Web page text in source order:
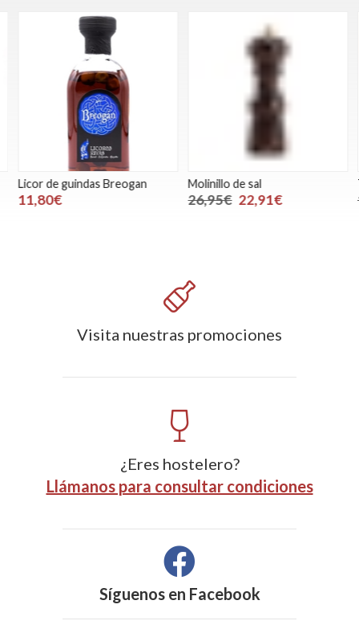
Licor de guindas Breogan
11,80€
Molinillo de sal
26,95€ 22,91€
Visita nuestras promociones
¿Eres hostelero?
Llámanos para consultar condiciones
Síguenos en Facebook